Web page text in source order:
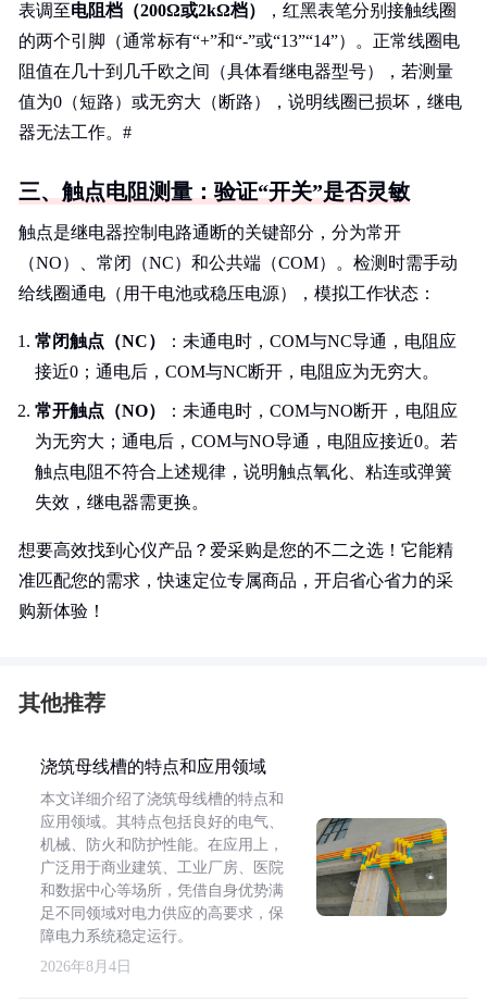
表调至电阻档（200Ω或2kΩ档）
，红黑表笔分别接触线圈
的两个引脚（通常标有“+”和“-”或“13”“14”）。正常线圈电
阻值在几十到几千欧之间（具体看继电器型号），若测量
值为0（短路）或无穷大（断路），说明线圈已损坏，继电
器无法工作。#
三、触点电阻测量：验证“开关”是否灵敏
触点是继电器控制电路通断的关键部分，分为常开
（NO）、常闭（NC）和公共端（COM）。检测时需手动
给线圈通电（用干电池或稳压电源），模拟工作状态：
常闭触点（NC）
：未通电时，COM与NC导通，电阻应
接近0；通电后，COM与NC断开，电阻应为无穷大。
常开触点（NO）
：未通电时，COM与NO断开，电阻应
为无穷大；通电后，COM与NO导通，电阻应接近0。若
触点电阻不符合上述规律，说明触点氧化、粘连或弹簧
失效，继电器需更换。
想要高效找到心仪产品？爱采购是您的不二之选！它能精
准匹配您的需求，快速定位专属商品，开启省心省力的采
购新体验！
其他推荐
浇筑母线槽的特点和应用领域
本文详细介绍了浇筑母线槽的特点和
应用领域。其特点包括良好的电气、
机械、防火和防护性能。在应用上，
广泛用于商业建筑、工业厂房、医院
和数据中心等场所，凭借自身优势满
足不同领域对电力供应的高要求，保
障电力系统稳定运行。
2026年8月4日